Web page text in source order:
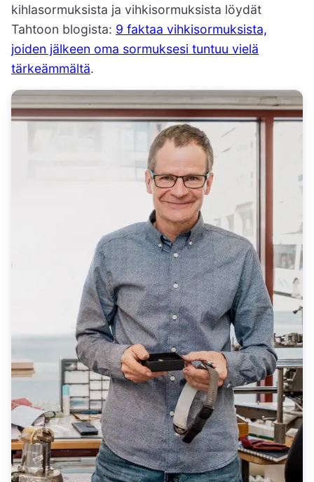
kihlasormuksista ja vihkisormuksista löydät
Tahtoon blogista: 9 faktaa vihkisormuksista,
joiden jälkeen oma sormuksesi tuntuu vielä
tärkeämmältä.